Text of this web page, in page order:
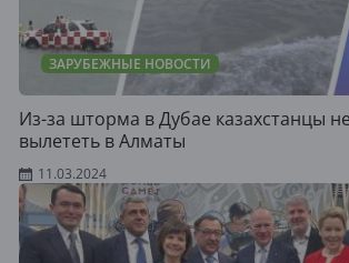
ЗАРУБЕЖНЫЕ НОВОСТИ
Из-за шторма в Дубае казахстанцы
вылететь в Алматы
11.03.2024